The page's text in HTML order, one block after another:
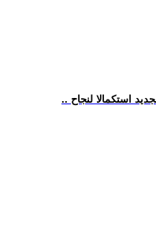
استكمالا لنجاح